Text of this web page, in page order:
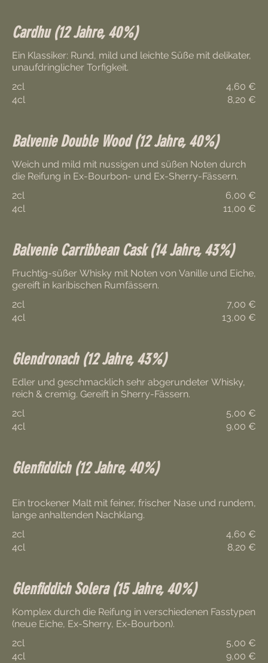
Cardhu (12 Jahre, 40%)
Ein Klassiker: Rund, mild und leichte Süße mit delikater,
2cl
4,60 €
4cl
8,20 €
Balvenie Double Wood (12 Jahre, 40%)
Weich und mild mit nussigen und süßen Noten durch
2cl
6,00 €
4cl
11,00 €
Balvenie Carribbean Cask (14 Jahre, 43%)
Fruchtig-süßer Whisky mit Noten von Vanille und Eiche,
gereift in karibischen Rumfässern.
2cl
7,00 €
4cl
13,00 €
Glendronach (12 Jahre, 43%)
Edler und geschmacklich sehr abgerundeter Whisky,
2cl
5,00 €
4cl
9,00 €
Glenfiddich (12 Jahre, 40%)
Ein trockener Malt mit feiner, frischer Nase und rundem,
2cl
4,60 €
4cl
8,20 €
Glenfiddich Solera (15 Jahre, 40%)
Komplex durch die Reifung in verschiedenen Fasstypen
(neue Eiche, Ex-Sherry, Ex-Bourbon).
2cl
5,00 €
4cl
9,00 €